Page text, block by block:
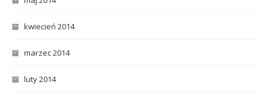
kwiecień 2014
marzec 2014
luty 2014